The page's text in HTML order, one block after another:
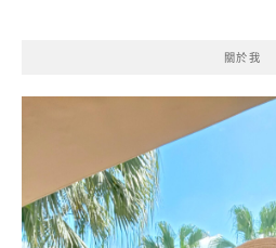
關於我